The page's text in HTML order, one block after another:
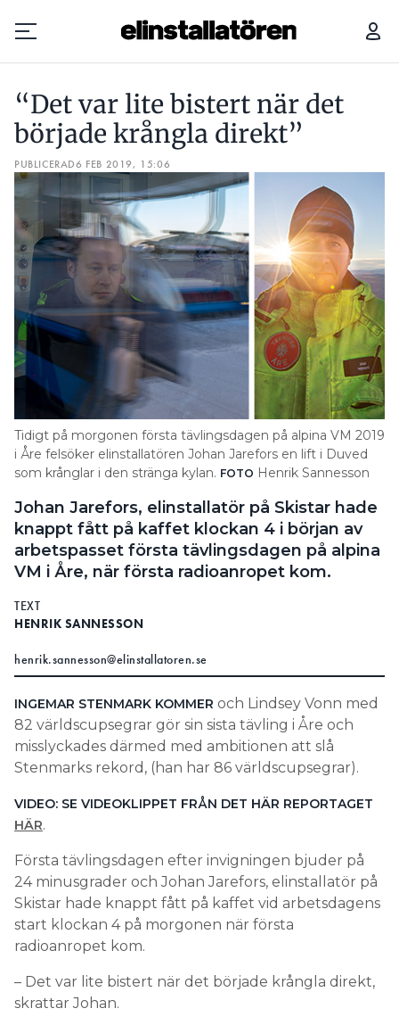
Prenumerera
Hantera prenumeration
Lediga jobb
Annonsera
Läs E-tidningen
Om tidningen
Kontakt
Personuppgifter
Search for:
SEARCH
“Det var lite bistert när det
började krångla direkt”
PUBLICERAD6 FEB 2019, 15:06
Tidigt på morgonen första tävlingsdagen på alpina VM 2019
i Åre felsöker elinstallatören Johan Jarefors en lift i Duved
som krånglar i den stränga kylan. FOTO Henrik Sannesson
Johan Jarefors, elinstallatör på Skistar hade
knappt fått på kaffet klockan 4 i början av
arbetspasset första tävlingsdagen på alpina
VM i Åre, när första radioanropet kom.
TEXT
HENRIK SANNESSON
henrik.sannesson@elinstallatoren.se
INGEMAR STENMARK KOMMER och Lindsey Vonn med
82 världscupsegrar gör sin sista tävling i Åre och
misslyckades därmed med ambitionen att slå
Stenmarks rekord, (han har 86 världscupsegrar).
VIDEO: SE VIDEOKLIPPET FRÅN DET HÄR REPORTAGET
HÄR.
Första tävlingsdagen efter invigningen bjuder på
24 minusgrader och Johan Jarefors, elinstallatör på
Skistar hade knappt fått på kaffet vid arbetsdagens
start klockan 4 på morgonen när första
radioanropet kom.
– Det var lite bistert när det började krångla direkt,
skrattar Johan.